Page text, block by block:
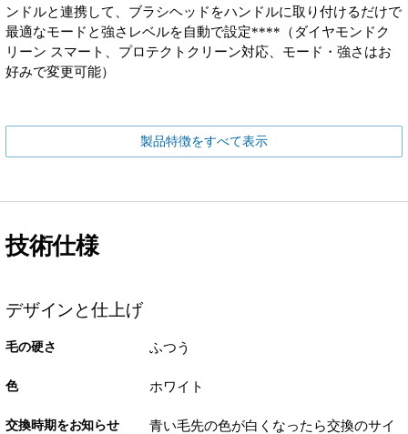
ンドルと連携して、ブラシヘッドをハンドルに取り付けるだけで
最適なモードと強さレベルを自動で設定****（ダイヤモンドク
リーン スマート、プロテクトクリーン対応、モード・強さはお
好みで変更可能）
製品特徴をすべて表示
技術仕様
デザインと仕上げ
毛の硬さ ふつう
色 ホワイト
交換時期をお知らせ
青い毛先の色が白くなったら交換のサイ